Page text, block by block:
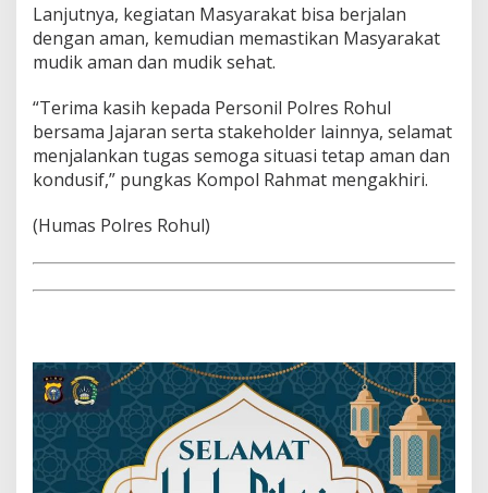
Lanjutnya, kegiatan Masyarakat bisa berjalan
dengan aman, kemudian memastikan Masyarakat
mudik aman dan mudik sehat.
“Terima kasih kepada Personil Polres Rohul
bersama Jajaran serta stakeholder lainnya, selamat
menjalankan tugas semoga situasi tetap aman dan
kondusif,” pungkas Kompol Rahmat mengakhiri.
(Humas Polres Rohul)